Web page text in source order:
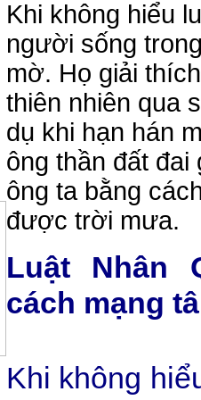
Khi không hiểu
người sống
mờ. Họ giải
thiên nhiên qua
dụ khi hạn hán
ông thần đất đai
ông ta bằng
được trời mưa.
Luật Nhân
cách mạng
Khi không